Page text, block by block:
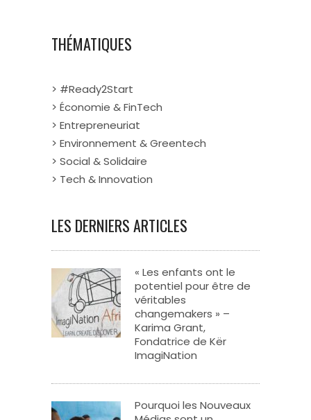
THÉMATIQUES
> #Ready2Start
> Économie & FinTech
> Entrepreneuriat
> Environnement & Greentech
> Social & Solidaire
> Tech & Innovation
LES DERNIERS ARTICLES
« Les enfants ont le
potentiel pour être de
véritables
changemakers » –
Karima Grant,
Fondatrice de Kër
ImagiNation
Pourquoi les Nouveaux